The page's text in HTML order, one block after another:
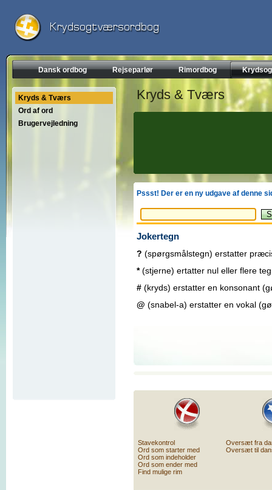
Dansk ordbog Rejseparlør Rimordbog
Kryds & Tværs
Ord af ord
Brugervejledning
Kryds & Tværs
Pssst! Der er en ny udgave af denne
Jokertegn
? (spørgsmålstegn) erstatter
*(stjerne) ertatter nul eller flere
# (kryds) erstatter en konsonant
@ (snabel-a) erstatter en vokal
Stavekontrol
Ord som starter med
Ord som indeholder
Ord som ender med
Find mulige rim
Oversæt fra
Oversæt til